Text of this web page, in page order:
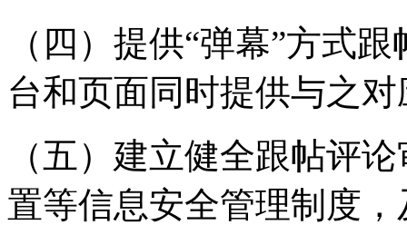
（四）提供“弹幕”方式
台和页面同时提供与之
（五）建立健全跟帖评
置等信息安全管理制度